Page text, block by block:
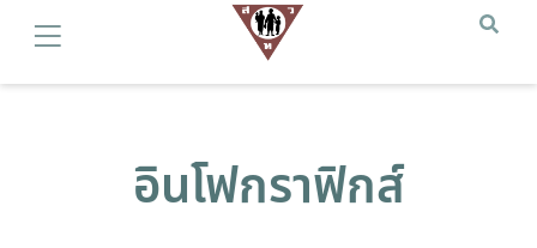
อินโฟกราฟิกส์